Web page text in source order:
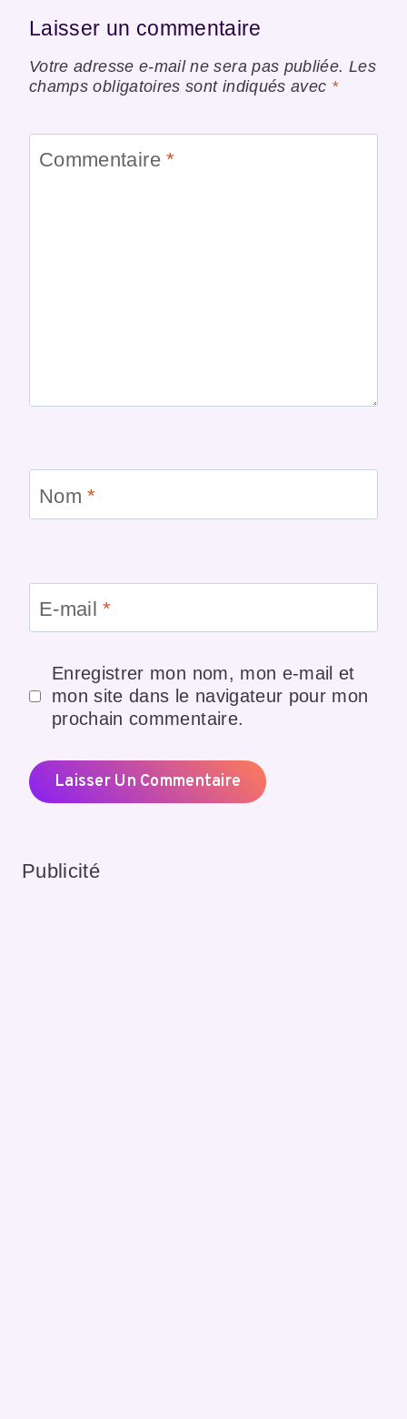
Laisser un commentaire
Votre adresse e-mail ne sera pas publiée. Les
champs obligatoires sont indiqués avec *
Commentaire*
Nom*
E-mail*
Enregistrer mon nom, mon e-mail et
mon site dans le navigateur pour mon
prochain commentaire.
Publicité